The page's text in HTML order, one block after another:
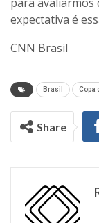
expectativa é
CNN Brasil
Brasil Copa
Share